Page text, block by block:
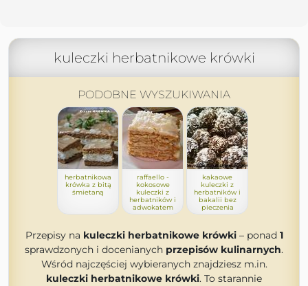
kuleczki herbatnikowe krówki
PODOBNE WYSZUKIWANIA
herbatnikowa
krówka z bitą
śmietaną
raffaello -
kokosowe
kuleczki z
herbatników i
adwokatem
kakaowe
kuleczki z
herbatników i
bakalii bez
pieczenia
Przepisy na kuleczki herbatnikowe krówki– ponad 1
sprawdzonych i docenianych przepisów kulinarnych.
Wśród najczęściej wybieranych znajdziesz m.in.
kuleczki herbatnikowe krówki. To starannie